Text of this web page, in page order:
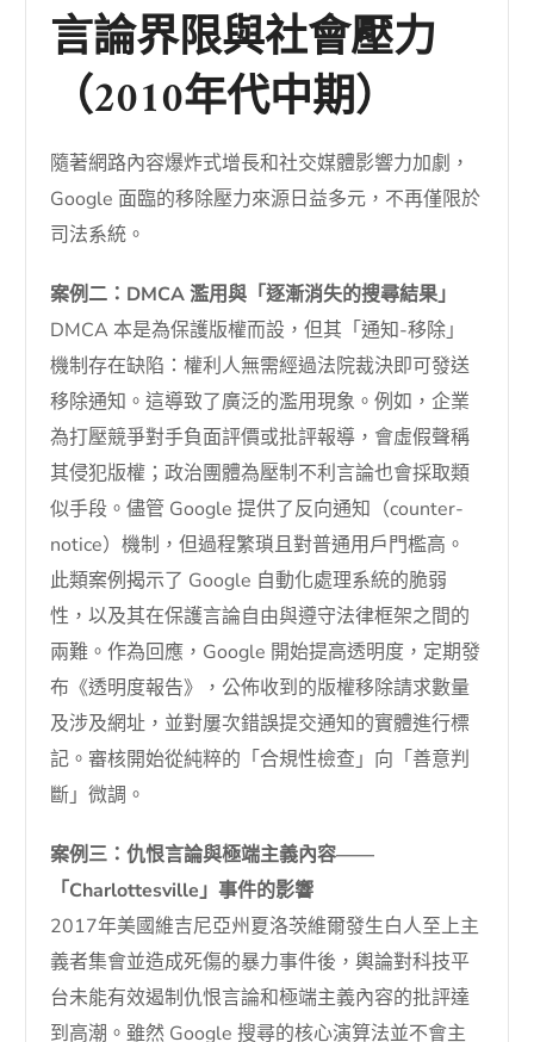
言論界限與社會壓力
（2010年代中期）
隨著網路內容爆炸式增長和社交媒體影響力加劇，
Google 面臨的移除壓力來源日益多元，不再僅限於
司法系統。
案例二：DMCA 濫用與「逐漸消失的搜尋結果」
DMCA 本是為保護版權而設，但其「通知-移除」
機制存在缺陷：權利人無需經過法院裁決即可發送
移除通知。這導致了廣泛的濫用現象。例如，企業
為打壓競爭對手負面評價或批評報導，會虛假聲稱
其侵犯版權；政治團體為壓制不利言論也會採取類
似手段。儘管 Google 提供了反向通知（counter-
notice）機制，但過程繁瑣且對普通用戶門檻高。
此類案例揭示了 Google 自動化處理系統的脆弱
性，以及其在保護言論自由與遵守法律框架之間的
兩難。作為回應，Google 開始提高透明度，定期發
布《透明度報告》，公佈收到的版權移除請求數量
及涉及網址，並對屢次錯誤提交通知的實體進行標
記。審核開始從純粹的「合規性檢查」向「善意判
斷」微調。
案例三：仇恨言論與極端主義內容——
「Charlottesville」事件的影響
2017年美國維吉尼亞州夏洛茨維爾發生白人至上主
義者集會並造成死傷的暴力事件後，輿論對科技平
台未能有效遏制仇恨言論和極端主義內容的批評達
到高潮。雖然 Google 搜尋的核心演算法並不會主